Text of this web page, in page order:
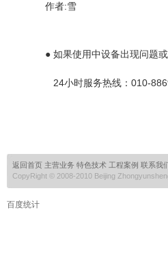
作者:雪
● 如果使用中设备出现问题
24小时服务热线：010-
返回首页 主营业务 特色技术 工程案例 联系我
CopyRight © 2008-2010 Beijing
百度统计